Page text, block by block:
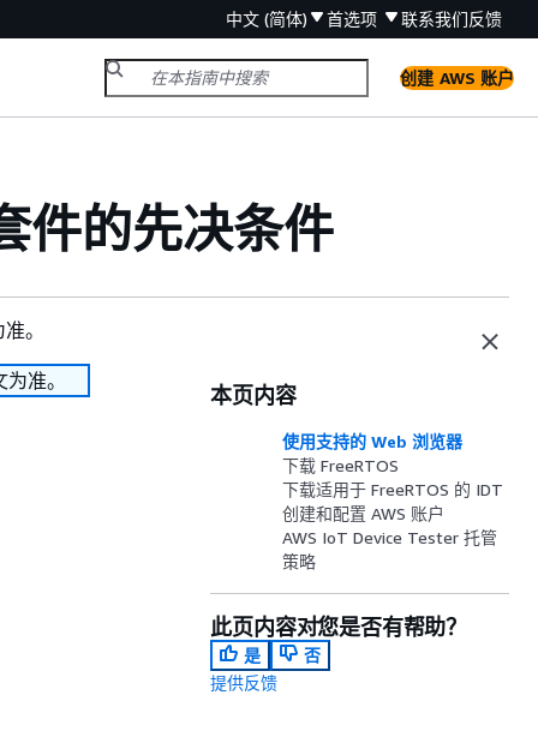
中文 (简体) 首选项 联系我们反馈
创建 AWS 账户
件的先决条件
。
准。
本页内容
使用支持的 Web 浏览器
下载 FreeRTOS
下载适用于 FreeRTOS 的 IDT
创建和配置 AWS 账户
AWS IoT Device Tester 托管
策略
此页内容对您是否有帮助？
是
否
提供反馈